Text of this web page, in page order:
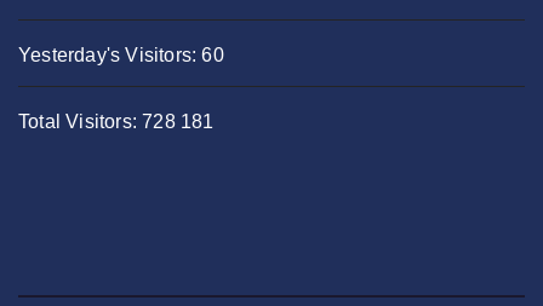
Yesterday's Visitors:60
Total Visitors:728 181